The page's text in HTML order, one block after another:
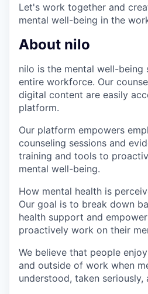
Let's work together and
mental well-being in the
About nilo
nilo is the mental well-
entire workforce. Our
digital content are easily
platform.
Our platform empowers
counseling sessions and
training and tools to
mental well-being.
How mental health is
Our goal is to break down
health support and
proactively work on their
We believe that people
and outside of work when
understood, taken seriously,